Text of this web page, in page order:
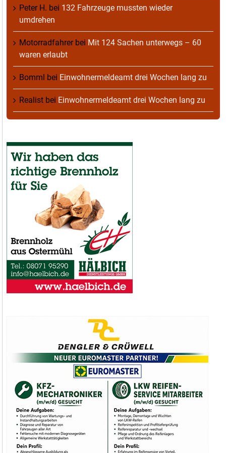
Peter H. bei 132 Fahrzeuge mussten wieder
umdrehen
Motorradfahrerbei Mit 124 Sachen unterwegs – 60
waren erlaubt
Bomml bei Einwohnermeldeamt drei Wochen lang zu
Realist bei Einwohnermeldeamt drei Wochen lang zu